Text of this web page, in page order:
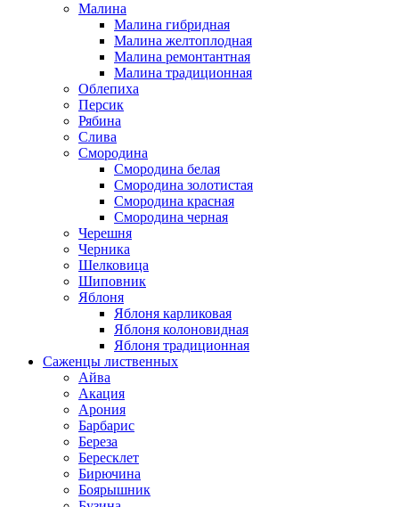
Малина
Малина гибридная
Малина желтоплодная
Малина ремонтантная
Малина традиционная
Облепиха
Персик
Рябина
Слива
Смородина
Смородина белая
Смородина золотистая
Смородина красная
Смородина черная
Черешня
Черника
Шелковица
Шиповник
Яблоня
Яблоня карликовая
Яблоня колоновидная
Яблоня традиционная
Саженцы лиственных
Айва
Акация
Арония
Барбарис
Береза
Бересклет
Бирючина
Боярышник